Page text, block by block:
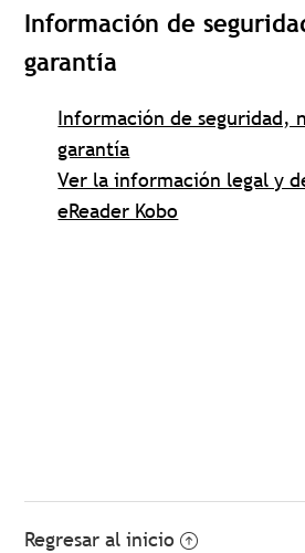
Información de
garantía
Información de seguridad,
garantía
Ver la información legal y
eReader Kobo
Regresar al inicio